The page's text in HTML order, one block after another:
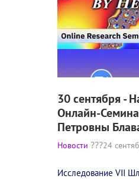
30 сентября -
Онлайн-
Петровны
Новости 24
Исследование VII